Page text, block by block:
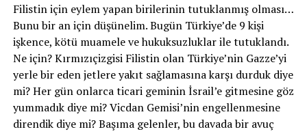
Filistin için eylem yapan birilerinin tutuklanmış olması…
Bunu bir an için düşünelim. Bugün Türkiye’de 9 kişi
işkence, kötü muamele ve hukuksuzluklar ile tutuklandı.
Ne için? Kırmızıçizgisi Filistin olan Türkiye’nin Gazze’yi
yerle bir eden jetlere yakıt sağlamasına karşı durduk diye
mi? Her gün onlarca ticari geminin İsrail’e gitmesine göz
yummadık diye mi? Vicdan Gemisi’nin engellenmesine
direndik diye mi? Başıma gelenler, bu davada bir avuç